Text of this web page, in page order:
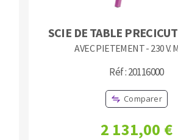
SCIE DE TABLE
AVEC PIETEMENT - 230 V.
Réf : 20116000
Comparer
2 131,00 €